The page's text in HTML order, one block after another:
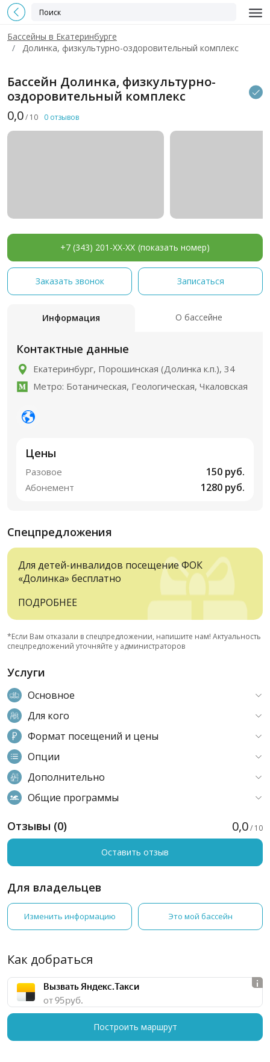
Бассейны в Екатеринбурге
Долинка, физкультурно-оздоровительный комплекс
Бассейн Долинка, физкультурно-
оздоровительный комплекс
0,0/ 10 0 отзывов
+7 (343) 201-XX-XX (показать номер)
Заказать звонок Записаться
Информация О бассейне
Контактные данные
Екатеринбург, Порошинская (Долинка к.п.), 34
Метро: Ботаническая, Геологическая, Чкаловская
Цены
Разовое 150 руб.
Абонемент 1280 руб.
Спецпредложения
Для детей-инвалидов посещение ФОК
«Долинка» бесплатно
ПОДРОБНЕЕ
*Если Вам отказали в спецпредложении, напишите нам! Актуальность
спецпредложений уточняйте у администраторов
Услуги
Основное
Для кого
Формат посещений и цены
Опции
Дополнительно
Общие программы
Отзывы (0) 0,0/ 10
Оставить отзыв
Для владельцев
Изменить информацию Это мой бассейн
Как добраться
Вызвать Яндекс.Такси
от 95 руб.
Построить маршрут